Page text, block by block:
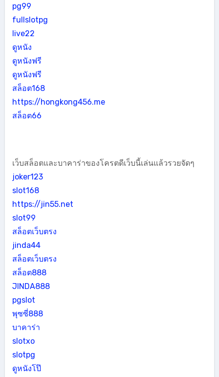
pg99
fullslotpg
live22
ดูหนัง
ดูหนังฟรี
ดูหนังฟรี
สล็อต168
https://hongkong456.me
สล็อต66
เว็บสล็อตและบาคาร่าของโครตดีเว็บนี้เล่นแล้วรวยจัดๆ
joker123
slot168
https://jin55.net
slot99
สล็อตเว็บตรง
jinda44
สล็อตเว็บตรง
สล็อต888
JINDA888
pgslot
พุซซี่888
บาคาร่า
slotxo
slotpg
ดูหนังโป๊